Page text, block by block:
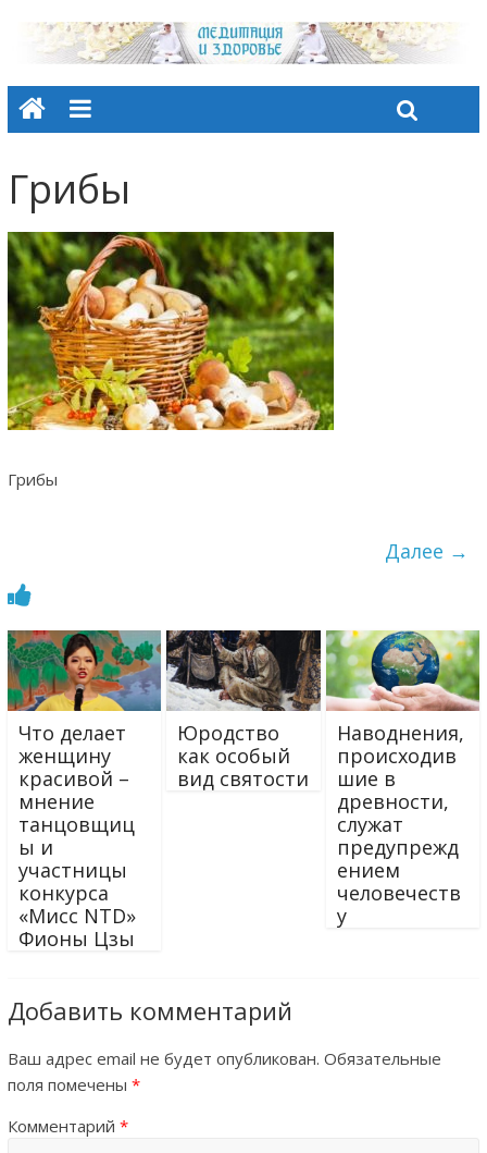
Грибы
Грибы
Далее →
Что делает
женщину
красивой –
мнение
танцовщиц
ы и
участницы
конкурса
«Мисс NTD»
Фионы Цзы
Юродство
как особый
вид святости
Наводнения,
происходив
шие в
древности,
служат
предупрежд
ением
человечеств
у
Добавить комментарий
Ваш адрес email не будет опубликован. Обязательные
поля помечены *
Комментарий *